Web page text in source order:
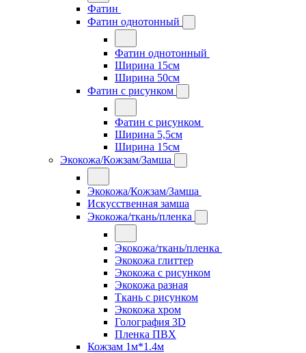
Фатин
Фатин однотонный
Фатин однотонный
Ширина 15см
Ширина 50см
Фатин с рисунком
Фатин с рисунком
Ширина 5,5см
Ширина 15см
Экокожа/Кожзам/Замша
Экокожа/Кожзам/Замша
Искусственная замша
Экокожа/ткань/пленка
Экокожа/ткань/пленка
Экокожа глиттер
Экокожа с рисунком
Экокожа разная
Ткань с рисунком
Экокожа хром
Голография 3D
Пленка ПВХ
Кожзам 1м*1.4м